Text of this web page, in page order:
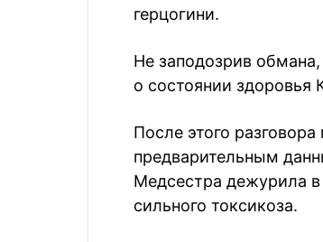
герцогини.
Не заподозрив
о состоянии здоровья
После этого
предварительным
Медсестра дежурила в
сильного токсикоза.